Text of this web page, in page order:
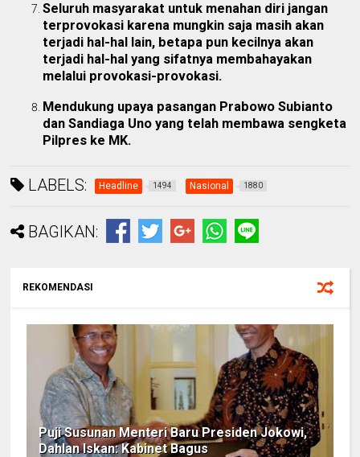
Seluruh masyarakat untuk menahan diri jangan
terprovokasi karena mungkin saja masih akan
terjadi hal-hal lain, betapa pun kecilnya akan
terjadi hal-hal yang sifatnya membahayakan
melalui provokasi-provokasi.
Mendukung upaya pasangan Prabowo Subianto
dan Sandiaga Uno yang telah membawa sengketa
Pilpres ke MK.
LABELS: Headline 1494 Nasional 1880
BAGIKAN:
REKOMENDASI
Puji Susunan Menteri Baru Presiden Jokowi,
Dahlan Iskan: Kabinet Bagus